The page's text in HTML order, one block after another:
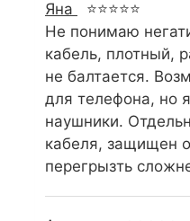
Яна
⭐⭐⭐⭐⭐
Не понимаю
кабель, плотный,
не балтается.
для телефона, но
наушники.
кабеля, защищен
перегрызть